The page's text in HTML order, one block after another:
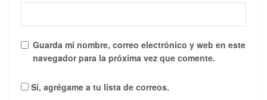
Guarda mi nombre, correo electrónico y web en este
navegador para la próxima vez que comente.
Sí, agrégame a tu lista de correos.